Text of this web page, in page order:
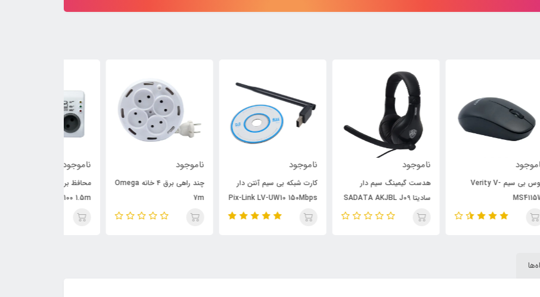
هدست گیمینگ سیم دار
کارت شبکه بی سیم آنتن دار
Pix-Link LV-UW10 150Mbps
چند راهی برق ۴ خانه Omega
7m
محافظ برق ۳ خانه Omega